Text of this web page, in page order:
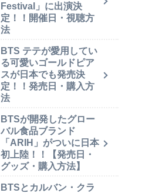
Festival」に出演決
定！！開催日・視聴方
法
BTS テテが愛用してい
る可愛いゴールドピア
スが日本でも発売決
定！！発売日・購入方
法
BTSが開発したグロー
バル食品ブランド
「ARIH」がついに日本
初上陸！！【発売日・
グッズ・購入方法】
BTSとカルバン・クラ